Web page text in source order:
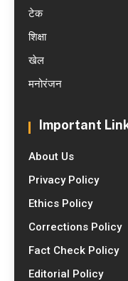
टेक
शिक्षा
खेल
मनोरंजन
Important
About Us
Privacy Policy
Ethics Policy
Corrections Policy
Fact Check Policy
Editorial Policy